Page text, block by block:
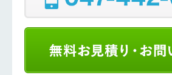
ご相談
メッセージ